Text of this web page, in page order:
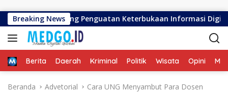
Breaking News
UNG Dorong Penguatan Keterbukaan Informasi Digital
HomeBerita Daerah Kriminal Politik Wisata Opini
Beranda Advetorial
Cara UNG Menyambut Para Dosen